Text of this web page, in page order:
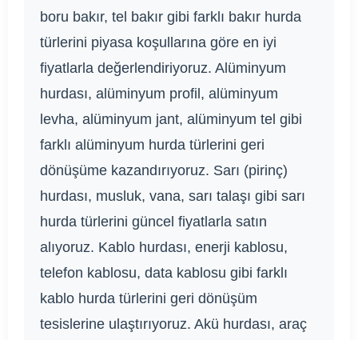
boru bakır, tel bakır gibi farklı bakır hurda
türlerini piyasa koşullarına göre en iyi
fiyatlarla değerlendiriyoruz. Alüminyum
hurdası, alüminyum profil, alüminyum
levha, alüminyum jant, alüminyum tel gibi
farklı alüminyum hurda türlerini geri
dönüşüme kazandırıyoruz. Sarı (pirinç)
hurdası, musluk, vana, sarı talaşı gibi sarı
hurda türlerini güncel fiyatlarla satın
alıyoruz. Kablo hurdası, enerji kablosu,
telefon kablosu, data kablosu gibi farklı
kablo hurda türlerini geri dönüşüm
tesislerine ulaştırıyoruz. Akü hurdası, araç